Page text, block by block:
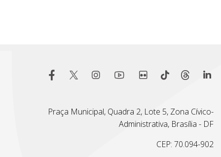
Praça Municipal, Quadra 2, Lote 5, Zona Cívico-
Administrativa, Brasília - DF
CEP: 70.094-902